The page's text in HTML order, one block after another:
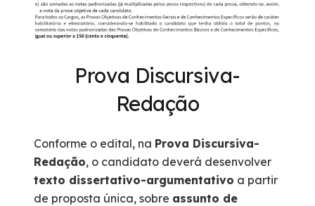
Prova Discursiva-
Redação
Conforme o edital, na Prova Discursiva-
Redação, o candidato deverá desenvolver
texto dissertativo-argumentativo a partir
de proposta única, sobre assunto de